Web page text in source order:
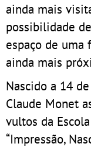
ainda mais
possibilidade
espaço de uma
ainda mais
Nascido a 14
Claude Monet
vultos da
“Impressão,